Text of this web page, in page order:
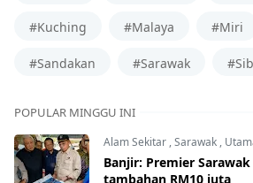
#Kuching #Malaya #Miri
#Sandakan #Sarawak
POPULAR MINGGU INI
Alam Sekitar,Sarawak,
Banjir: Premier
tambahan RM10 juta